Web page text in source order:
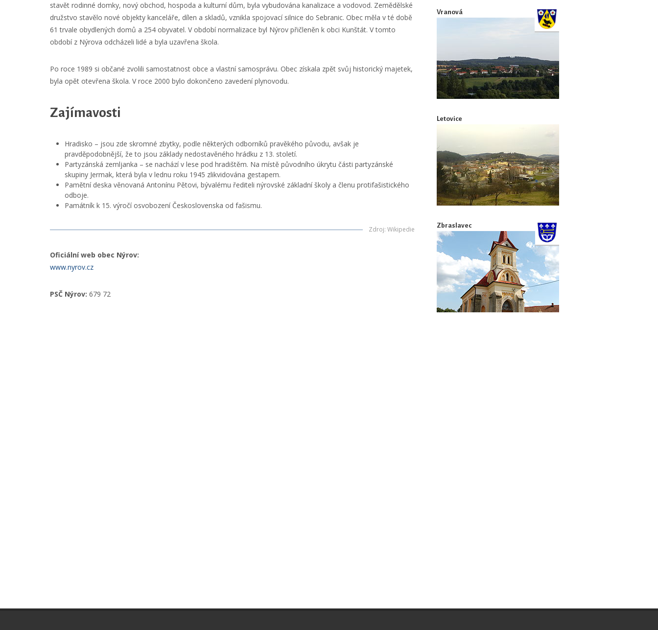
stavět rodinné domky, nový obchod, hospoda a kulturní dům, byla vybudována kanalizace a vodovod. Zemědělské
družstvo stavělo nové objekty kanceláře, dílen a skladů, vznikla spojovací silnice do Sebranic. Obec měla v té době
61 trvale obydlených domů a 254 obyvatel. V období normalizace byl Nýrov přičleněn k obci Kunštát. V tomto
období z Nýrova odcházeli lidé a byla uzavřena škola.
Po roce 1989 si občané zvolili samostatnost obce a vlastní samosprávu. Obec získala zpět svůj historický majetek,
byla opět otevřena škola. V roce 2000 bylo dokončeno zavedení plynovodu.
Zajímavosti
Hradisko – jsou zde skromné zbytky, podle některých odborníků pravěkého původu, avšak je
pravděpodobnější, že to jsou základy nedostavěného hrádku z 13. století.
Partyzánská zemljanka – se nachází v lese pod hradištěm. Na místě původního úkrytu části partyzánské
skupiny Jermak, která byla v lednu roku 1945 zlikvidována gestapem.
Pamětní deska věnovaná Antonínu Pětovi, bývalému řediteli nýrovské základní školy a členu protifašistického
odboje.
Památník k 15. výročí osvobození Československa od fašismu.
Zdroj: Wikipedie
Oficiální web obec Nýrov:
www.nyrov.cz
PSČ Nýrov: 679 72
Vranová
Letovice
Zbraslavec